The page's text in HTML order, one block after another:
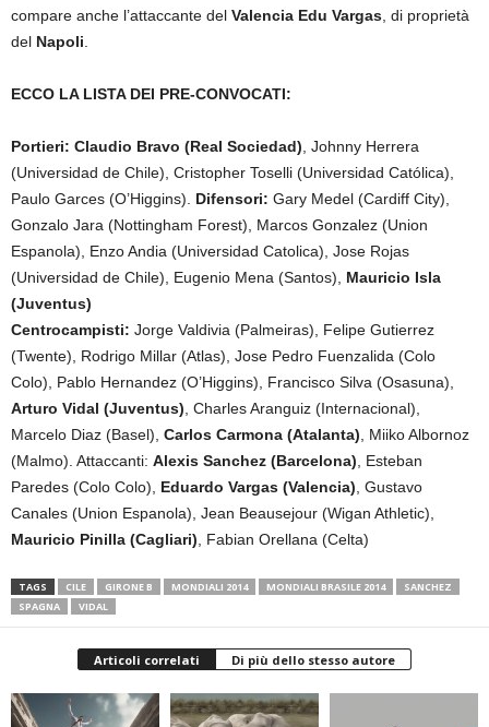
compare anche l’attaccante del Valencia Edu Vargas, di proprietà
del Napoli.
ECCO LA LISTA DEI PRE-CONVOCATI:
Portieri: Claudio Bravo (Real Sociedad), Johnny Herrera
(Universidad de Chile), Cristopher Toselli (Universidad Católica),
Paulo Garces (O’Higgins). Difensori: Gary Medel (Cardiff City),
Gonzalo Jara (Nottingham Forest), Marcos Gonzalez (Union
Espanola), Enzo Andia (Universidad Catolica), Jose Rojas
(Universidad de Chile), Eugenio Mena (Santos), Mauricio Isla
(Juventus)
Centrocampisti: Jorge Valdivia (Palmeiras), Felipe Gutierrez
(Twente), Rodrigo Millar (Atlas), Jose Pedro Fuenzalida (Colo
Colo), Pablo Hernandez (O’Higgins), Francisco Silva (Osasuna),
Arturo Vidal (Juventus), Charles Aranguiz (Internacional),
Marcelo Diaz (Basel), Carlos Carmona (Atalanta), Miiko Albornoz
(Malmo). Attaccanti: Alexis Sanchez (Barcelona), Esteban
Paredes (Colo Colo), Eduardo Vargas (Valencia), Gustavo
Canales (Union Espanola), Jean Beausejour (Wigan Athletic),
Mauricio Pinilla (Cagliari), Fabian Orellana (Celta)
TAGS CILE GIRONE B MONDIALI 2014 MONDIALI BRASILE 2014
SANCHEZ
SPAGNA
VIDAL
Articoli correlati Di più dello stesso autore